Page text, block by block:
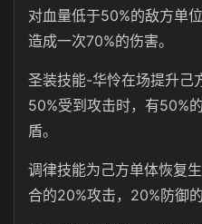
对血量低于50%的敌方单
造成一次70%的伤害。
圣装技能-华怜在场提升己
50%受到攻击时，有50%
盾。
调律技能为己方单体恢复
合的20%攻击，20%防御的